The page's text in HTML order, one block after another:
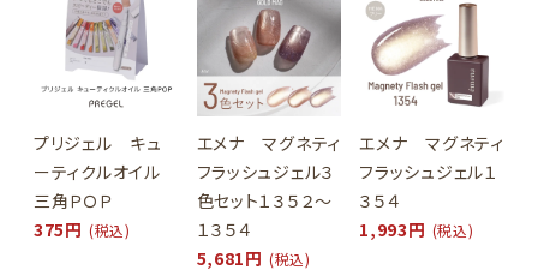
プリジェル キュ
ーティクルオイル
三角ＰＯＰ
375円 (税込)
エメナ マグネティ
フラッシュジェル３
色セット１３５２～
１３５４
5,681円 (税込)
エメナ マグネティ
フラッシュジェル１
３５４
1,993円 (税込)